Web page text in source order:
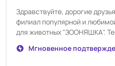
Здравствуйте, дорогие
филиал популярной и
для животных "ЗООНЯШКА".
и заботой. Тем, кто не успеет
Мгновенное